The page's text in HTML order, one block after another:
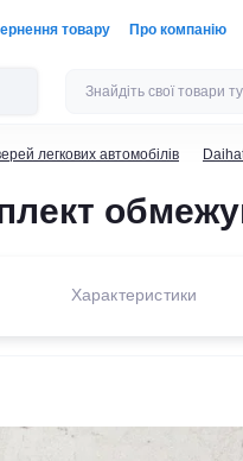
товару Про компанію
легкових автомобілів
Характеристики